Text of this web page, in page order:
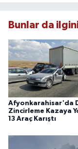
Bunlar da
Afyonkarahisar'da
Zincirleme Kazaya
13 Araç Karıştı